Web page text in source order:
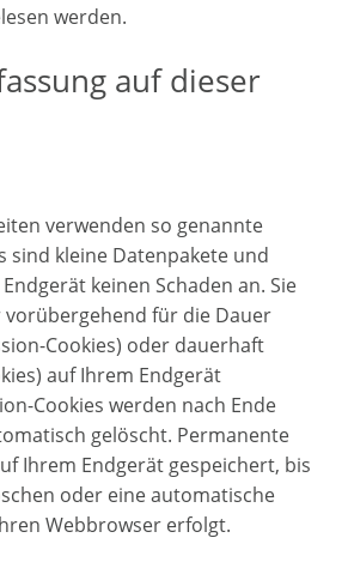
werden.
auf dieser
verwenden so genannte
sind kleine Datenpakete und
keinen Schaden an. Sie
für die Dauer
Cookies) oder dauerhaft
auf Ihrem Endgerät
Cookies werden nach Ende
gelöscht. Permanente
Ihrem Endgerät gespeichert, bis
oder eine automatische
Webbrowser erfolgt.